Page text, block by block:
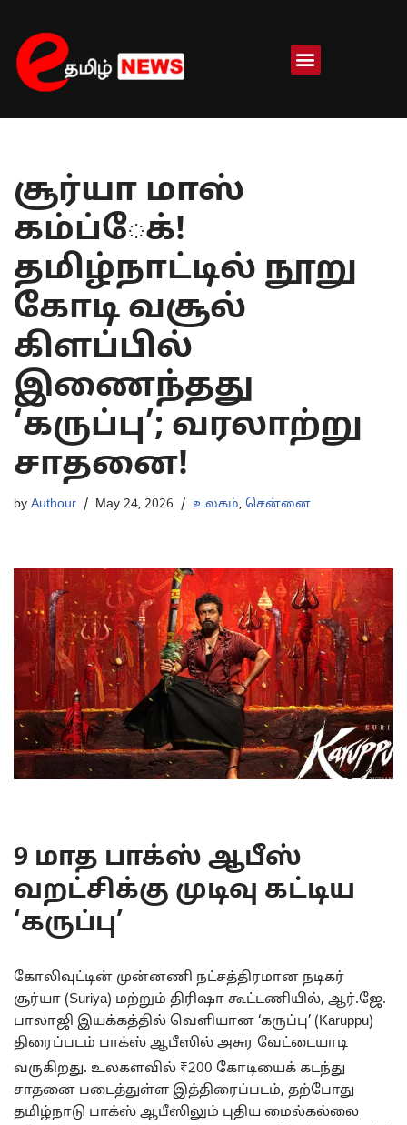
Skip
to
content
சூர்யா மாஸ்
கம்ப்ேக்!
தமிழ்நாட்டில் நூறு
கோடி வசூல்
கிளப்பில்
இணைந்தது
‘கருப்பு’; வரலாற்று
சாதனை!
by Authour May 24, 2026 உலகம், சென்னை
9 மாத பாக்ஸ் ஆபீஸ்
வறட்சிக்கு முடிவு கட்டிய
‘கருப்பு’
கோலிவுட்டின் முன்னணி நட்சத்திரமான நடிகர்
சூர்யா (Suriya) மற்றும் திரிஷா கூட்டணியில், ஆர்.ஜே.
பாலாஜி இயக்கத்தில் வெளியான ‘கருப்பு’ (Karuppu)
திரைப்படம் பாக்ஸ் ஆபீஸில் அசுர வேட்டையாடி
வருகிறது. உலகளவில் ₹200 கோடியைக் கடந்து
சாதனை படைத்துள்ள இத்திரைப்படம், தற்போது
தமிழ்நாடு பாக்ஸ் ஆபீஸிலும் புதிய மைல்கல்லை